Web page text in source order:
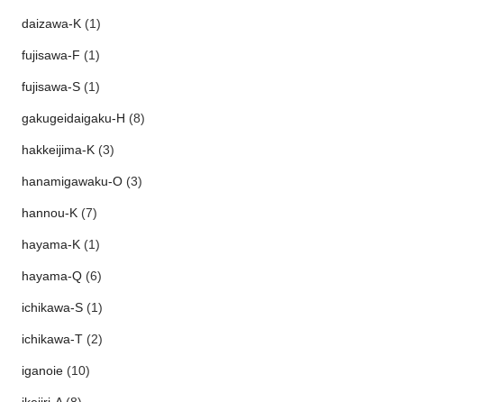
daizawa-K(1)
fujisawa-F (1)
fujisawa-S(1)
gakugeidaigaku-H (8)
hakkeijima-K(3)
hanamigawaku-O(3)
hannou-K(7)
hayama-K(1)
hayama-Q(6)
ichikawa-S(1)
ichikawa-T(2)
iganoie(10)